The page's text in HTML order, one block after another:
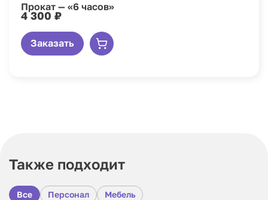
Прокат — «6 часов»
4 300 ₽
Заказать
Также подходит
Все Персонал
Мебель